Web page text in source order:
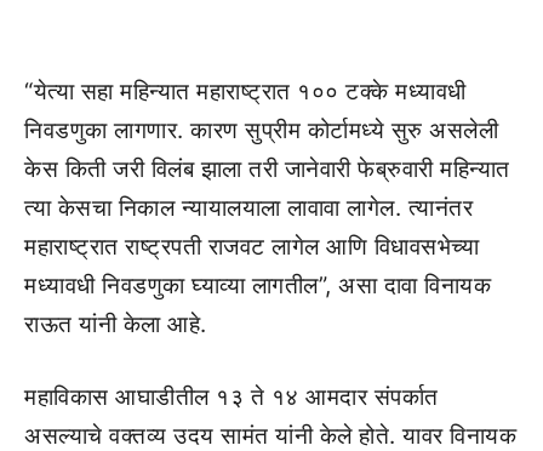
“येत्या सहा महिन्यात महाराष्ट्रात १०० टक्के मध्यावधी
निवडणुका लागणार. कारण सुप्रीम कोर्टामध्ये सुरु असलेली
केस किती जरी विलंब झाला तरी जानेवारी फेब्रुवारी महिन्यात
त्या केसचा निकाल न्यायालयाला लावावा लागेल. त्यानंतर
महाराष्ट्रात राष्ट्रपती राजवट लागेल आणि विधावसभेच्या
मध्यावधी निवडणुका घ्याव्या लागतील”, असा दावा विनायक
राऊत यांनी केला आहे.
महाविकास आघाडीतील १३ ते १४ आमदार संपर्कात
असल्याचे वक्तव्य उदय सामंत यांनी केले होते. यावर विनायक